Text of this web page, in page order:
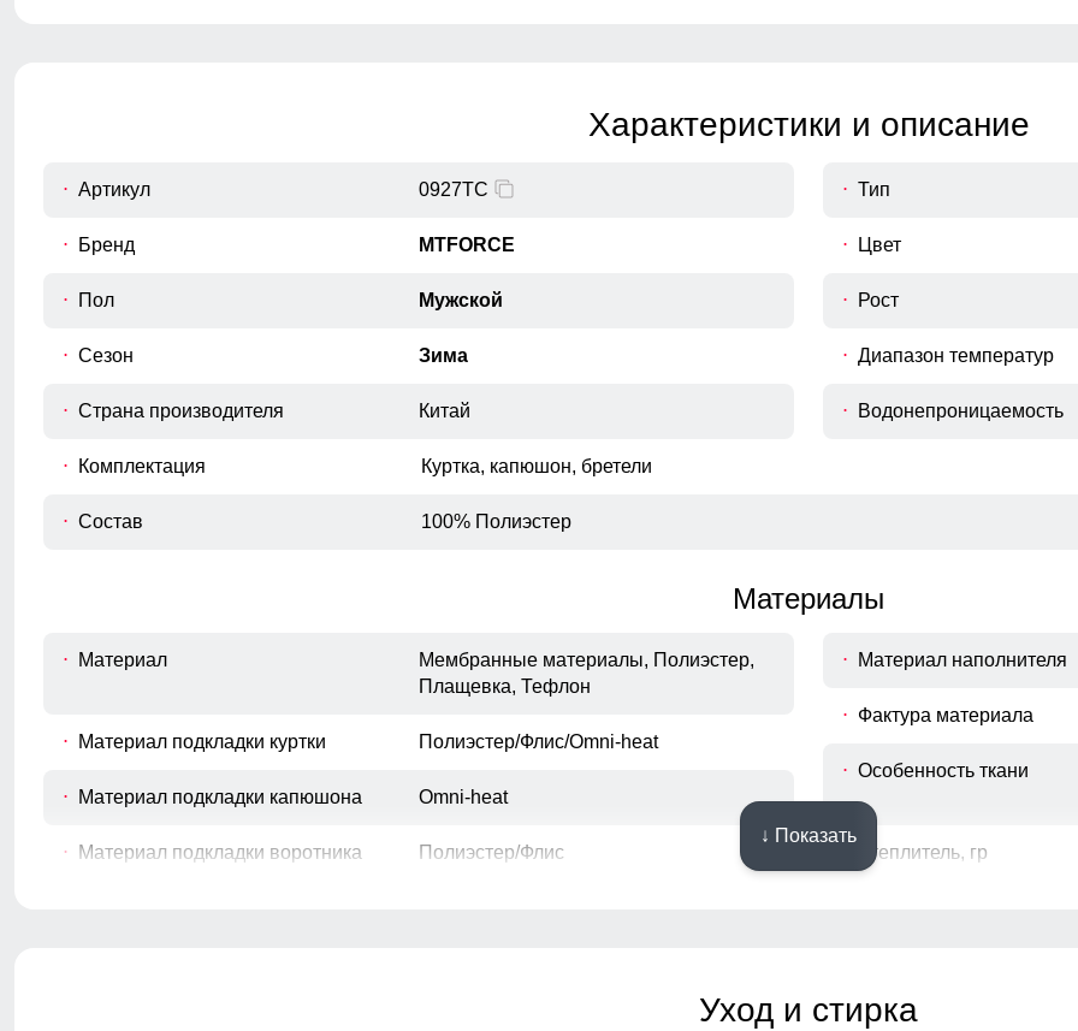
Характеристики и описание
Артикул 0927TC
Бренд MTFORCE
Пол Мужской
Сезон Зима
Страна производителя Китай
Тип
Цвет
Рост
Диапазон температур
Водонепроницаемость
Комплектация Куртка, капюшон, бретели
Состав 100% Полиэстер
Материалы
Материал
Мембранные материалы, Полиэстер,
Плащевка, Тефлон
Материал подкладки куртки Полиэстер/Флис/Omni-heat
Материал подкладки капюшона Omni-heat
Материал подкладки воротника Полиэстер/Флис
Материал наполнителя
Фактура материала
Особенность ткани
Утеплитель, гр
↓ Показать
Уход и стирка